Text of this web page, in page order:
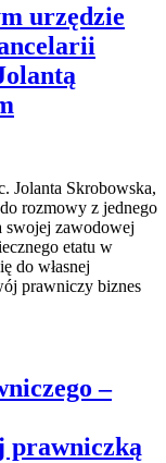
urzędzie
Jolanta Skrobowska,
rozmowy z jednego
swojej zawodowej
etatu w
do własnej
prawniczy biznes
–
prawniczką